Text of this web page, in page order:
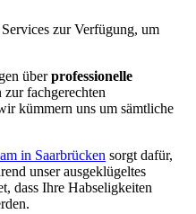
zur Verfügung, um
überprofessionelle
zur fachgerechten
kümmern uns um sämtliche
in Saarbrücken sorgt dafür,
unser ausgeklügeltes
dass Ihre Habseligkeiten